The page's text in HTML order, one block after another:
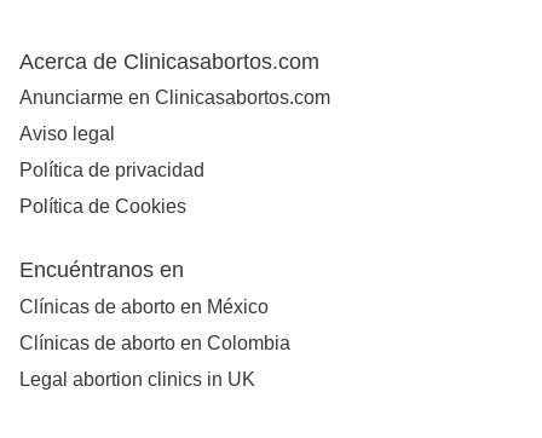
Acerca de Clinicasabortos.com
Anunciarme en Clinicasabortos.com
Aviso legal
Política de privacidad
Política de Cookies
Encuéntranos en
Clínicas de aborto en México
Clínicas de aborto en Colombia
Legal abortion clinics in UK